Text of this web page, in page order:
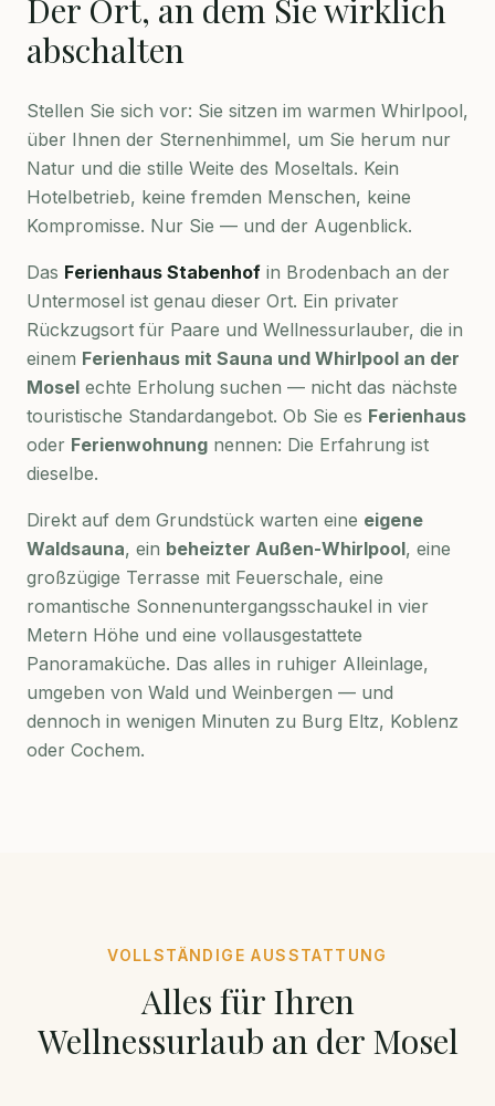
Der Ort, an dem Sie wirklich
abschalten
Stellen Sie sich vor: Sie sitzen im warmen Whirlpool,
über Ihnen der Sternenhimmel, um Sie herum nur
Natur und die stille Weite des Moseltals. Kein
Hotelbetrieb, keine fremden Menschen, keine
Kompromisse. Nur Sie — und der Augenblick.
Das Ferienhaus Stabenhof in Brodenbach an der
Untermosel ist genau dieser Ort. Ein privater
Rückzugsort für Paare und Wellnessurlauber, die in
einem Ferienhaus mit Sauna und Whirlpool an der
Mosel echte Erholung suchen — nicht das nächste
touristische Standardangebot. Ob Sie es Ferienhaus
oder Ferienwohnung nennen: Die Erfahrung ist
dieselbe.
Direkt auf dem Grundstück warten eine eigene
Waldsauna, ein beheizter Außen-Whirlpool, eine
großzügige Terrasse mit Feuerschale, eine
romantische Sonnenuntergangsschaukel in vier
Metern Höhe und eine vollausgestattete
Panoramaküche. Das alles in ruhiger Alleinlage,
umgeben von Wald und Weinbergen — und
dennoch in wenigen Minuten zu Burg Eltz, Koblenz
oder Cochem.
VOLLSTÄNDIGE AUSSTATTUNG
Alles für Ihren
Wellnessurlaub an der Mosel